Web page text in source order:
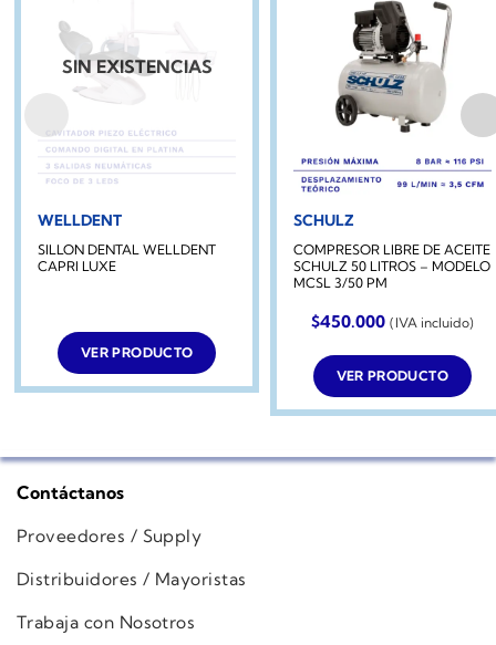
SIN EXISTENCIAS
WELLDENT
SILLON DENTAL WELLDENT
CAPRI LUXE
VER PRODUCTO
SCHULZ
COMPRESOR LIBRE DE ACEITE
SCHULZ 50 LITROS – MODELO
MCSL 3/50 PM
$450.000 (IVA incluido)
VER PRODUCTO
Contáctanos
Proveedores / Supply
Distribuidores / Mayoristas
Trabaja con Nosotros